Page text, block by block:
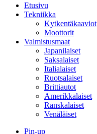
Etusivu
Tekniikka
Kytkentäkaaviot
Moottorit
Valmistusmaat
Japanilaiset
Saksalaiset
Italialaiset
Ruotsalaiset
Brittiautot
Amerikkalaiset
Ranskalaiset
Venäläiset
Pin-up